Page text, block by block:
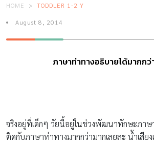
HOME TODDLER 1-2 Y
August 8, 2014
ภาษาท่าทางอธิบายได้มากก
จริงอยู่ที่เด็กๆ วัยนี้อยู่ในช่วงพัฒนาทักษะภาษ
ติดกับภาษาท่าทางมากกว่ามากเลยละ น้ำเสีย